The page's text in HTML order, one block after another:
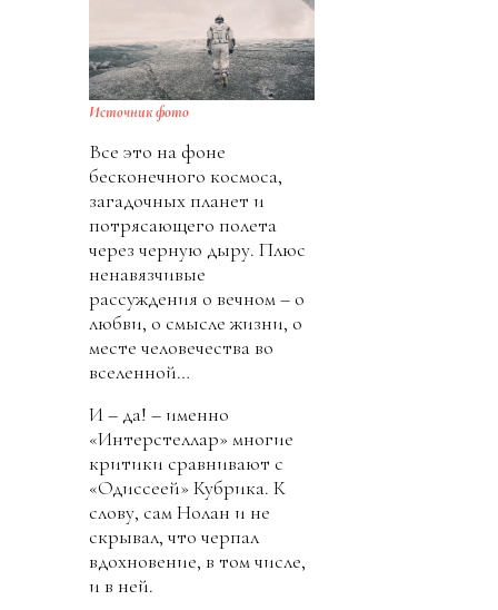
Источник фото
Все это на фоне
бесконечного космоса,
загадочных планет и
потрясающего полета
через черную дыру. Плюс
ненавязчивые
рассуждения о вечном – о
любви, о смысле жизни, о
месте человечества во
вселенной…
И – да! – именно
«Интерстеллар» многие
критики сравнивают с
«Одиссеей» Кубрика. К
слову, сам Нолан и не
скрывал, что черпал
вдохновение, в том числе,
и в ней.